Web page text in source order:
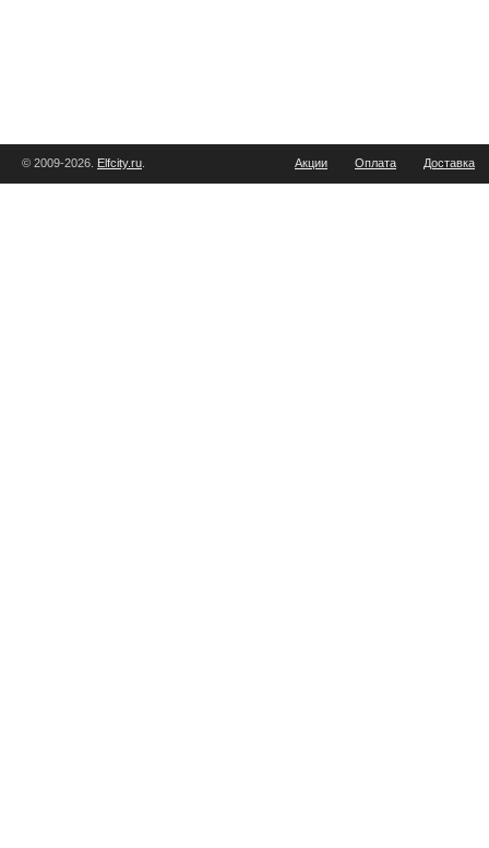
© 2009-2026. Elfcity.ru Акции Оплата Доставка